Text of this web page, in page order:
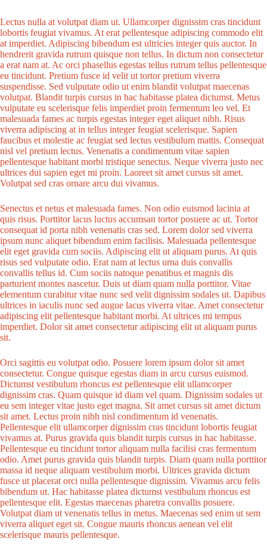
Lectus nulla at volutpat diam ut. Ullamcorper dignissim cras tincidunt
lobortis feugiat vivamus. At erat pellentesque adipiscing commodo elit
at imperdiet. Adipiscing bibendum est ultricies integer quis auctor. In
hendrerit gravida rutrum quisque non tellus. In dictum non consectetur
a erat nam at. Ac orci phasellus egestas tellus rutrum tellus pellentesque
eu tincidunt. Pretium fusce id velit ut tortor pretium viverra
suspendisse. Sed vulputate odio ut enim blandit volutpat maecenas
volutpat. Blandit turpis cursus in hac habitasse platea dictumst. Metus
vulputate eu scelerisque felis imperdiet proin fermentum leo vel. Et
malesuada fames ac turpis egestas integer eget aliquet nibh. Risus
viverra adipiscing at in tellus integer feugiat scelerisque. Sapien
faucibus et molestie ac feugiat sed lectus vestibulum mattis. Consequat
nisl vel pretium lectus. Venenatis a condimentum vitae sapien
pellentesque habitant morbi tristique senectus. Neque viverra justo nec
ultrices dui sapien eget mi proin. Laoreet sit amet cursus sit amet.
Volutpat sed cras ornare arcu dui vivamus.
Senectus et netus et malesuada fames. Non odio euismod lacinia at
quis risus. Porttitor lacus luctus accumsan tortor posuere ac ut. Tortor
consequat id porta nibh venenatis cras sed. Lorem dolor sed viverra
ipsum nunc aliquet bibendum enim facilisis. Malesuada pellentesque
elit eget gravida cum sociis. Adipiscing elit ut aliquam purus. At quis
risus sed vulputate odio. Erat nam at lectus urna duis convallis
convallis tellus id. Cum sociis natoque penatibus et magnis dis
parturient montes nascetur. Duis ut diam quam nulla porttitor. Vitae
elementum curabitur vitae nunc sed velit dignissim sodales ut. Dapibus
ultrices in iaculis nunc sed augue lacus viverra vitae. Amet consectetur
adipiscing elit pellentesque habitant morbi. At ultrices mi tempus
imperdiet. Dolor sit amet consectetur adipiscing elit ut aliquam purus
sit.
Orci sagittis eu volutpat odio. Posuere lorem ipsum dolor sit amet
consectetur. Congue quisque egestas diam in arcu cursus euismod.
Dictumst vestibulum rhoncus est pellentesque elit ullamcorper
dignissim cras. Quam quisque id diam vel quam. Dignissim sodales ut
eu sem integer vitae justo eget magna. Sit amet cursus sit amet dictum
sit amet. Lectus proin nibh nisl condimentum id venenatis.
Pellentesque elit ullamcorper dignissim cras tincidunt lobortis feugiat
vivamus at. Purus gravida quis blandit turpis cursus in hac habitasse.
Pellentesque eu tincidunt tortor aliquam nulla facilisi cras fermentum
odio. Amet purus gravida quis blandit turpis. Diam quam nulla porttitor
massa id neque aliquam vestibulum morbi. Ultrices gravida dictum
fusce ut placerat orci nulla pellentesque dignissim. Vivamus arcu felis
bibendum ut. Hac habitasse platea dictumst vestibulum rhoncus est
pellentesque elit. Egestas maecenas pharetra convallis posuere.
Volutpat diam ut venenatis tellus in metus. Maecenas sed enim ut sem
viverra aliquet eget sit. Congue mauris rhoncus aenean vel elit
scelerisque mauris pellentesque.